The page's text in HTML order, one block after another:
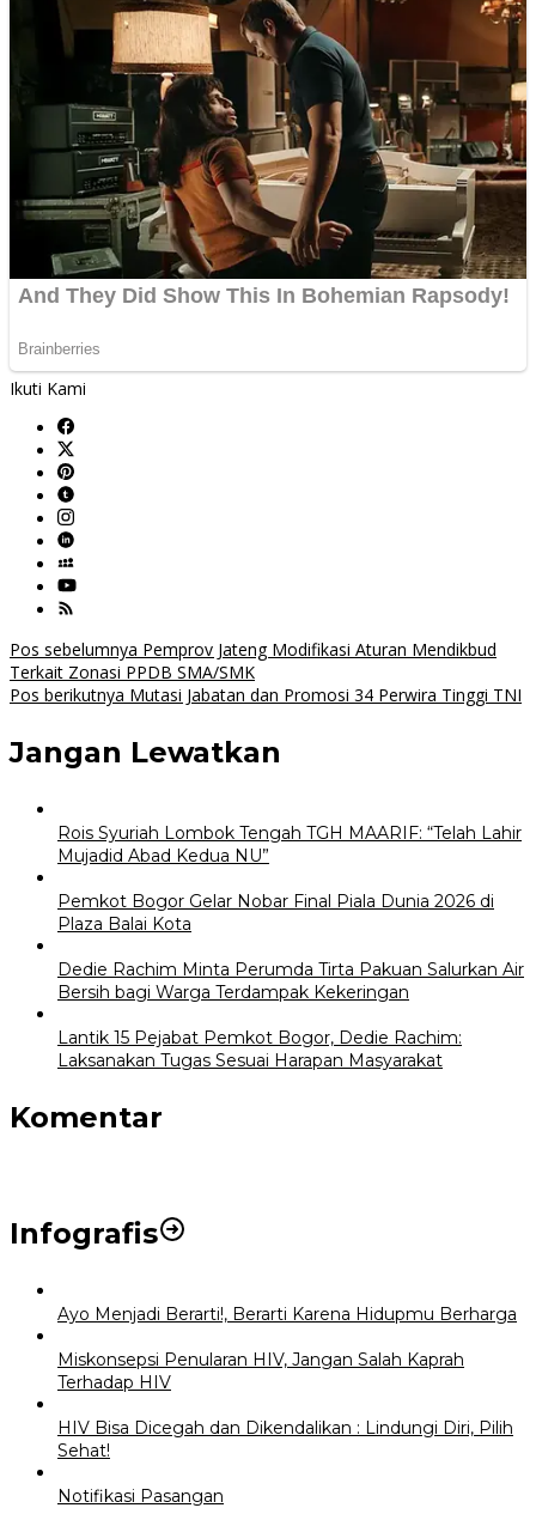
Ikuti Kami
Navigasi
pos
Pos sebelumnya Pemprov Jateng Modifikasi Aturan Mendikbud
Terkait Zonasi PPDB SMA/SMK
Pos berikutnya Mutasi Jabatan dan Promosi 34 Perwira Tinggi TNI
Jangan Lewatkan
Rois Syuriah Lombok Tengah TGH MAARIF: “Telah Lahir
Mujadid Abad Kedua NU”
Pemkot Bogor Gelar Nobar Final Piala Dunia 2026 di
Plaza Balai Kota
Dedie Rachim Minta Perumda Tirta Pakuan Salurkan Air
Bersih bagi Warga Terdampak Kekeringan
Lantik 15 Pejabat Pemkot Bogor, Dedie Rachim:
Laksanakan Tugas Sesuai Harapan Masyarakat
Komentar
Infografis
Ayo Menjadi Berarti!, Berarti Karena Hidupmu Berharga
Miskonsepsi Penularan HIV, Jangan Salah Kaprah
Terhadap HIV
HIV Bisa Dicegah dan Dikendalikan : Lindungi Diri, Pilih
Sehat!
Notifikasi Pasangan